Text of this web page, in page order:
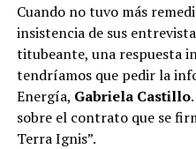
Cuando no tuvo más
insistencia de sus
titubeante, una respuesta
tendríamos que pedir la
Energía, Gabriela Castillo
sobre el contrato que se
Terra Ignis”.